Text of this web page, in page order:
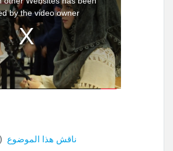
modal
window.
by the video owner.
ناقش هذا الموضوع (0 الردود حتى الآن)